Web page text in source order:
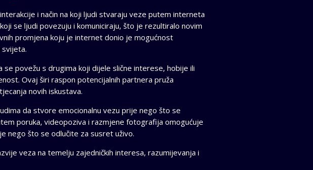
i način na koji ljudi stvaraju veze putem interneta
se ljudi povezuju i komuniciraju, što je rezultiralo novim
promjena koju je internet donio je mogućnost
povežu s drugima koji dijele slične interese, hobije ili
Ovaj širi raspon potencijalnih partnera pruža
novih iskustava.
da stvore emocionalnu vezu prije nego što se
poruka, videopoziva i razmjene fotografija omogućuje
nego što se odlučite za susret uživo.
veza na temelju zajedničkih interesa, razumijevanja i